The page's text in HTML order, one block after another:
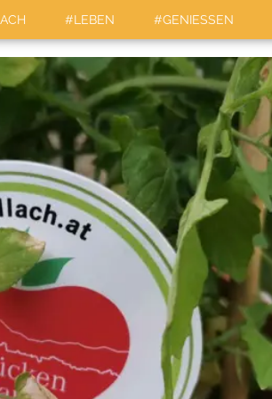
#LEBEN #GENIESSEN